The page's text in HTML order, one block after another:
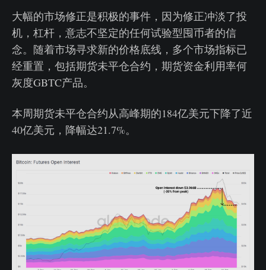
大幅的市场修正是积极的事件，因为修正冲淡了投
机，杠杆，意志不坚定的任何试验型囤币者的信
念。随着市场寻求新的价格底线，多个市场指标已
经重置，包括期货未平仓合约，期货资金利用率何
灰度GBTC产品。
本周期货未平仓合约从高峰期的184亿美元下降了近
40亿美元，降幅达21.7%。